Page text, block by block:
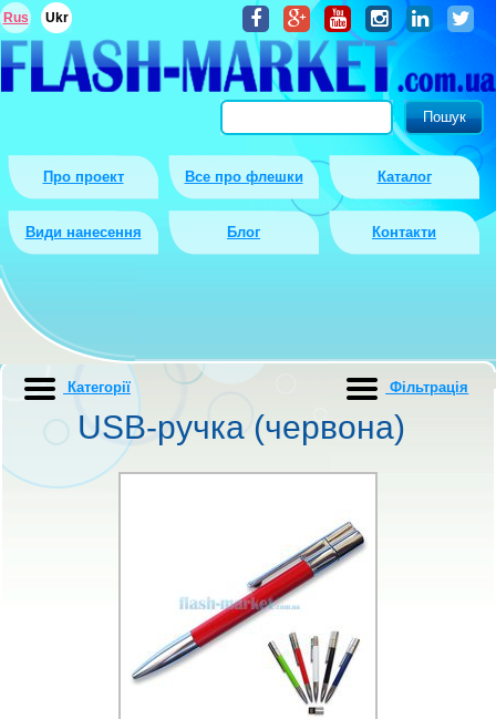
Про проект Все про флешки Каталог
Види нанесення Блог Контакти
Rus Ukr
USB-ручка (червона)
Категорії Фiльтрацiя